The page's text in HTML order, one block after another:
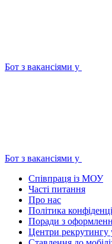
Бот з вакансіями у
Бот з вакансіями у
Співпраця із МОУ
Часті питання
Про нас
Політика
Поради з
Центри рекрутингу